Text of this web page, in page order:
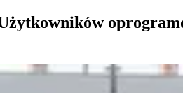
Użytkowników